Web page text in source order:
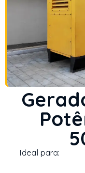
Ideal para: